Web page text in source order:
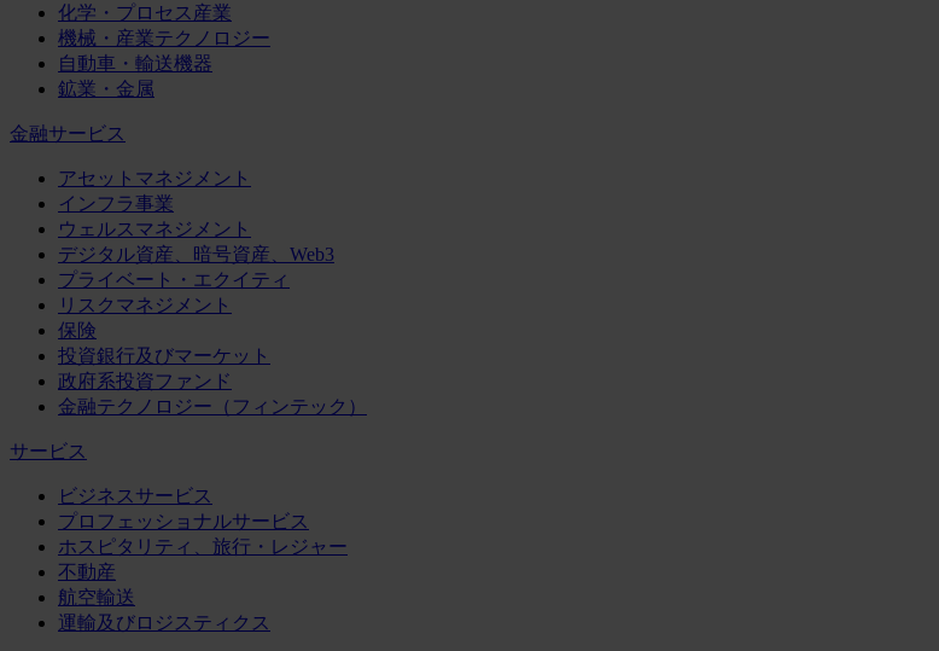
化学・プロセス産業
機械・産業テクノロジー
自動車・輸送機器
鉱業・金属
金融サービス
アセットマネジメント
インフラ事業
ウェルスマネジメント
デジタル資産、暗号資産、Web3
プライベート・エクイティ
リスクマネジメント
保険
投資銀行及びマーケット
政府系投資ファンド
金融テクノロジー（フィンテック）
サービス
ビジネスサービス
プロフェッショナルサービス
ホスピタリティ、旅行・レジャー
不動産
航空輸送
運輸及びロジスティクス